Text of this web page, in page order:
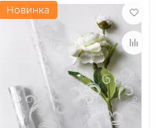
Новинка